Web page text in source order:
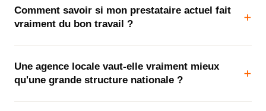
Comment savoir si mon prestataire actuel fait
vraiment du bon travail ?
+
Une agence locale vaut-elle vraiment mieux
qu'une grande structure nationale ?
+